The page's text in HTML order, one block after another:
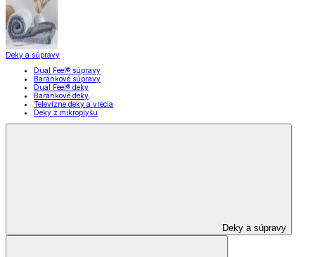
Deky a súpravy
Dual Feel® súpravy
Baránkové súpravy
Dual Feel® deky
Baránkové deky
Televízne deky a vrecia
Deky z mikroplyšu
Deky a súpravy